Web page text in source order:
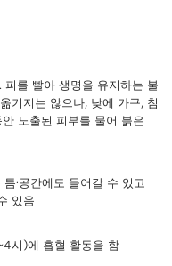
피를 빨아 생명을 유지하는 불
기지는 않으나, 낮에 가구, 침
노출된 피부를 물어 붉은
·공간에도 들어갈 수 있고
있음
시)에 흡혈 활동을 함